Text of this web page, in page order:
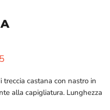
attuale
castana con nastro in
alla capigliatura. Lunghezza